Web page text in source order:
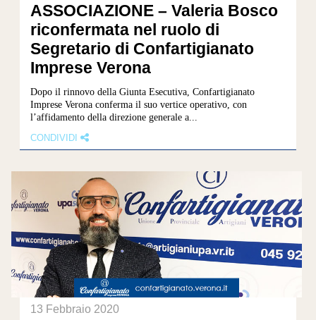
ASSOCIAZIONE – Valeria Bosco
riconfermata nel ruolo di
Segretario di Confartigianato
Imprese Verona
Dopo il rinnovo della Giunta Esecutiva, Confartigianato
Imprese Verona conferma il suo vertice operativo, con
l’affidamento della direzione generale a...
CONDIVIDI
13 Febbraio 2020